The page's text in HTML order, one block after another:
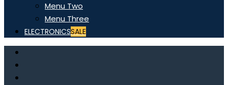
Menu Two
Menu Three
ELECTRONICSSALE